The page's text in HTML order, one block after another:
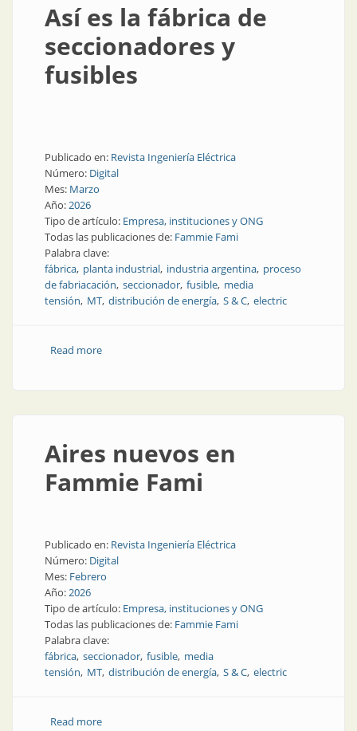
Así es la fábrica de
seccionadores y
fusibles
Publicado en: Revista Ingeniería Eléctrica
Número: Digital
Mes: Marzo
Año:2026
Tipo de artículo: Empresa, instituciones y ONG
Todas las publicaciones de: Fammie Fami
Palabra clave:
fábrica planta industrial industria argentina proceso
de fabriacación seccionador fusible media
tensión MT distribución de energía S & C electric
Read moreabout Así es la fábrica de seccionadores y fusibles
Aires nuevos en
Fammie Fami
Publicado en: Revista Ingeniería Eléctrica
Número: Digital
Mes: Febrero
Año:2026
Tipo de artículo: Empresa, instituciones y ONG
Todas las publicaciones de: Fammie Fami
Palabra clave:
fábrica seccionador fusible media
tensión MT distribución de energía S & C electric
Read moreabout Aires nuevos en Fammie Fami